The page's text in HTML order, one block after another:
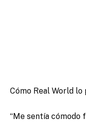
Cómo Real World
“Me sentía cómodo